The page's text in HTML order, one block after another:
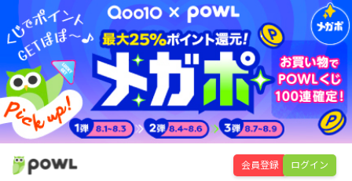
会員登録 ログイン